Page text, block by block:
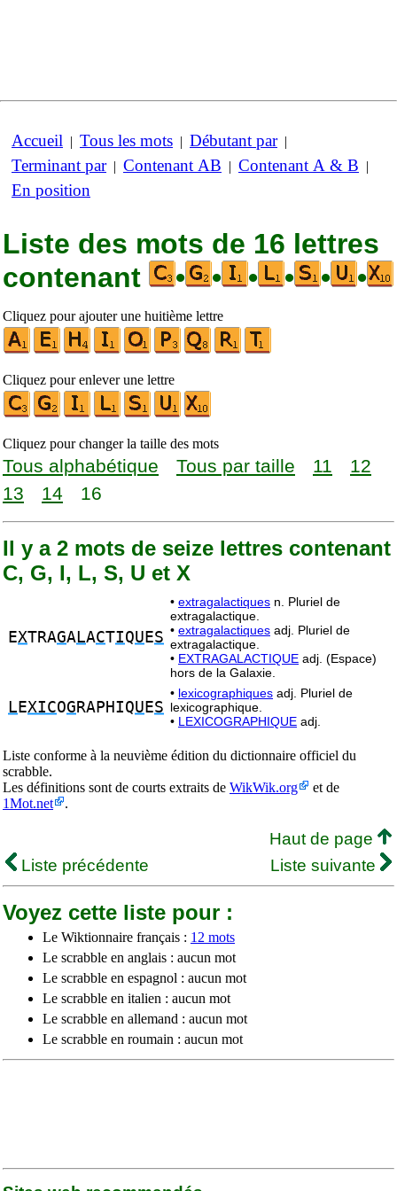
Accueil | Tous les mots | Débutant par|
Terminant par| Contenant AB | Contenant A & B |
En position
Liste des mots de 16 lettres
contenant
• • • • • •
Cliquez pour ajouter une huitième lettre
Cliquez pour enlever une lettre
Cliquez pour changer la taille des mots
Tous alphabétique Tous par taille 11
12
13
14 16
Il y a 2 mots de seize lettres contenant
C, G, I, L, S, U et X
EXTRAGALACTIQU ES
• extragalactiques n. Pluriel de
extragalactique.
• extragalactiques adj. Pluriel de
extragalactique.
• EXTRAGALACTIQUE adj. (Espace)
hors de la Galaxie.
L EXICOG RAPHIQU ES
• lexicographiques adj. Pluriel de
lexicographique.
• LEXICOGRAPHIQUE adj.
Liste conforme à la neuvième édition du dictionnaire officiel du
scrabble.
Les définitions sont de courts extraits de WikWik.org
et de
1Mot.net
.
Haut de page
Liste précédente
Liste suivante
Voyez cette liste pour :
Le Wiktionnaire français : 12 mots
Le scrabble en anglais : aucun mot
Le scrabble en espagnol : aucun mot
Le scrabble en italien : aucun mot
Le scrabble en allemand : aucun mot
Le scrabble en roumain : aucun mot